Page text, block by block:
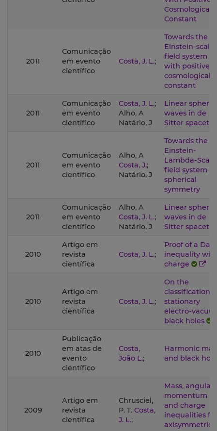
Cosmological
Constant
2011
Comunicação
em evento
científico
Costa, J. L.;
Towards the
Einstein-scalar
field system
with positive
cosmological
constant
2011
Comunicação
em evento
científico
Costa, J. L.;
Alho, A
Natário, J
Linear
waves in de
Sitter
2011
Comunicação
em evento
científico
Alho, A
Costa, J.;
Natário, J
Towards the
Einstein-
Lambda-
field system in
spherical
symmetry
2011
Comunicação
em evento
científico
Alho, A
Costa, J. L.;
Natário, J
Linear
waves in de
Sitter
2010
Artigo em
revista
científica
Costa, J. L.;
Proof of a Dain
inequality
charge
2010
Artigo em
revista
científica
Costa, J. L.;
On the
classification
stationary
electro-
black holes
2010
Publicação
em atas de
evento
científico
Costa,
João L.;
Harmonic
and black
2009
Artigo em
revista
científica
Chrusciel,
P. T. Costa,
J. L.;
Mass, angular-
momentum
and charge
inequalities for
axisymmetric